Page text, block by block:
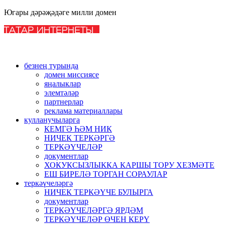
Югары дәрәҗәдәге милли домен
безнең турында
домен миссиясе
яңалыклар
элемтәләр
партнерлар
реклама материаллары
кулланучыларга
КЕМГӘ ҺӘМ НИК
НИЧЕК ТЕРКӘРГӘ
ТЕРКӘҮЧЕЛӘР
документлар
ХОКУКСЫЗЛЫККА КАРШЫ ТОРУ ХЕЗМӘТЕ
ЕШ БИРЕЛӘ ТОРГАН СОРАУЛАР
теркәүчеләргә
НИЧЕК ТЕРКӘҮЧЕ БУЛЫРГА
документлар
ТЕРКӘҮЧЕЛӘРГӘ ЯРДӘМ
ТЕРКӘҮЧЕЛӘР ӨЧЕН КЕРҮ